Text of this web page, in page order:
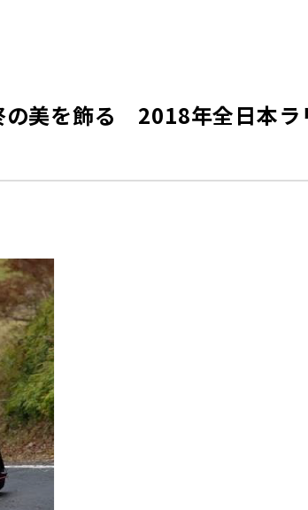
の美を飾る 2018年全日本ラ